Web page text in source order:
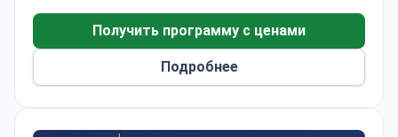
Получить программу с ценами
Подробнее